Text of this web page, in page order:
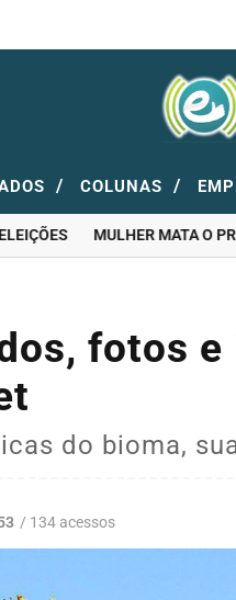
/ COLUNAS /
MULHER MATA O
fotos
do bioma,
/ 134 acessos